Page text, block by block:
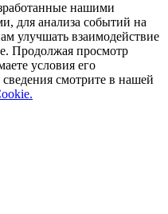
нашими
для анализа событий на
улучшать взаимодействие
Продолжая просмотр
условия его
смотрите в нашей